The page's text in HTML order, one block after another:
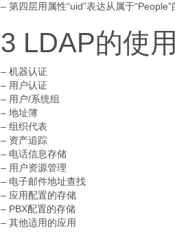
– 第四层用属性“uid”表达从属于
3 LDAP的使
– 机器认证
– 用户认证
– 用户/系统组
– 地址簿
– 组织代表
– 资产追踪
– 电话信息存储
– 用户资源管理
– 电子邮件地址查找
– 应用配置的存储
– PBX配置的存储
– 其他适用的应用